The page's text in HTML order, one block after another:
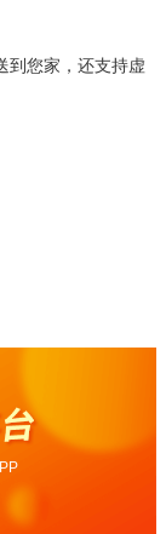
到您家，还支持虚